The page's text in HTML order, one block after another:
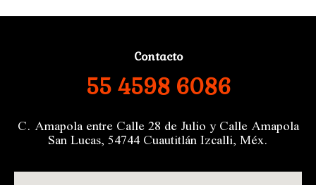
Contacto
55 4598 6086
C. Amapola entre Calle 28 de Julio y Calle Amapola
San Lucas, 54744 Cuautitlán Izcalli, Méx.